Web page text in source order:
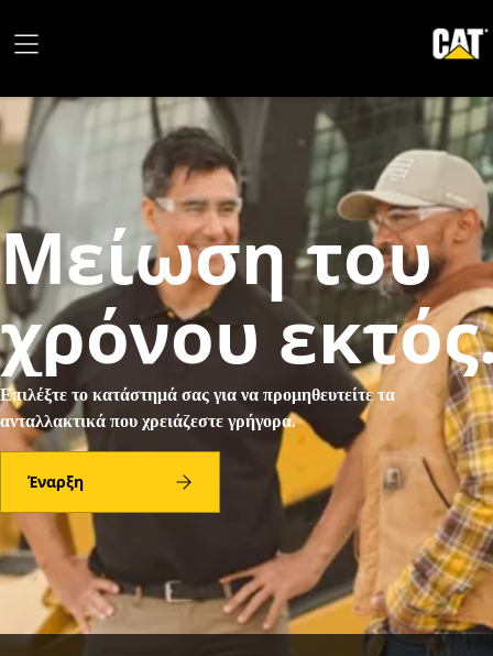
Μείωση του
χρόνου εκτός
λειτουργίας
Επιλέξτε το κατάστημά σας για να προμηθευτείτε τα
ανταλλακτικά που χρειάζεστε γρήγορα.
Έναρξη